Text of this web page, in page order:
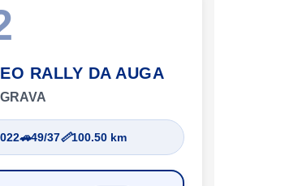
RALLY DA AUGA
🚗49/37📏100.50 km